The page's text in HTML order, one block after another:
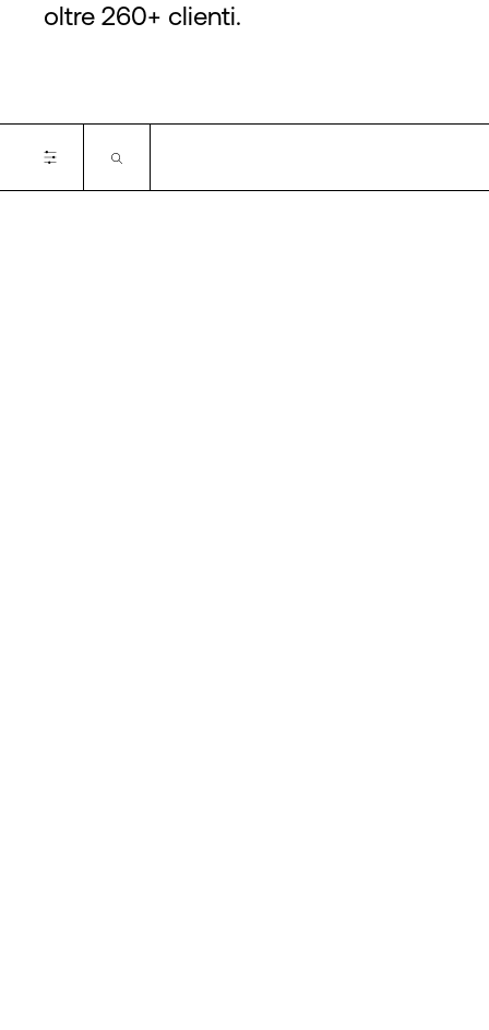
oltre 260+ clienti.